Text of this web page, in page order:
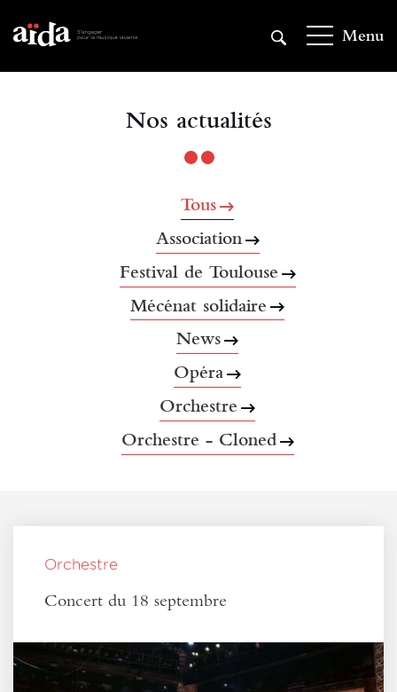
au
contenu
Menu
Nos actualités
Tous
Association
Festival de Toulouse
Mécénat solidaire
News
Opéra
Orchestre
Orchestre - Cloned
Orchestre
Concert du 18 septembre